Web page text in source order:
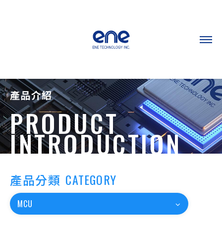
產品介紹
PRODUCT
INTRODUCTION
產品分類 CATEGORY
MCU